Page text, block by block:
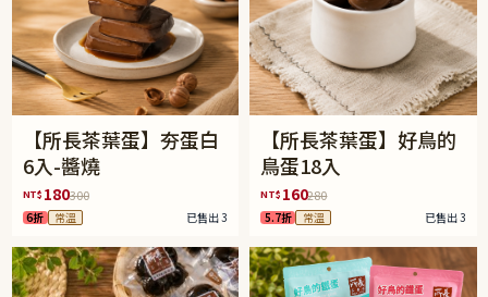
【所長茶葉蛋】夯蛋白
6入-醬燒
NT$ 180300
6折 常溫 已售出 3
【所長茶葉蛋】好鳥的
鳥蛋18入
NT$ 160280
5.7折 常溫 已售出 3